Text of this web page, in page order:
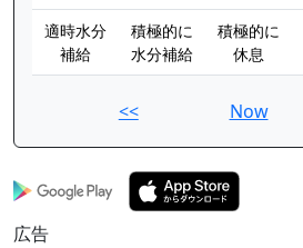
適時水分
補給
積極的に
水分補給
積極的に
休息
<< Now
広告